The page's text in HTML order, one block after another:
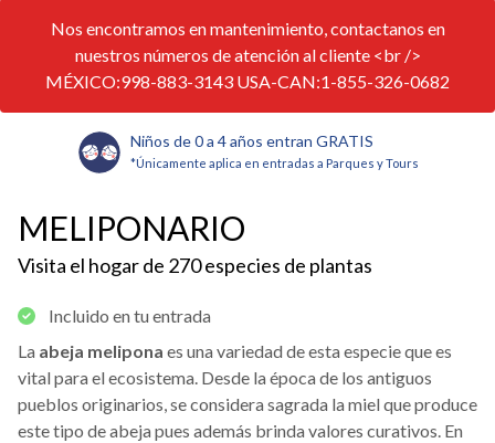
Nos encontramos en mantenimiento, contactanos en
nuestros números de atención al cliente <br />
MÉXICO:998-883-3143 USA-CAN:1-855-326-0682
Niños de 0 a 4 años entran GRATIS
*Únicamente aplica en entradas a Parques y Tours
MELIPONARIO
Visita el hogar de 270 especies de plantas
Incluido en tu entrada
La abeja melipona es una variedad de esta especie que es
vital para el ecosistema. Desde la época de los antiguos
pueblos originarios, se considera sagrada la miel que produce
este tipo de abeja pues además brinda valores curativos. En